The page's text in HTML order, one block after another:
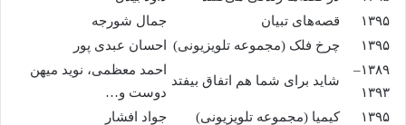
۱۳۹۵
قصه‌های تبیان
جمال شورجه
۱۳۹۵
چرخ فلک (مجموعه تلویزیونی)
احسان عبدی پور
۱۳۸۹–
۱۳۹۳
شاید برای شما هم اتفاق بیفتد
احمد معظمی، نوید میهن
دوست و…
۱۳۹۵
کیمیا (مجموعه تلویزیونی)
جواد افشار